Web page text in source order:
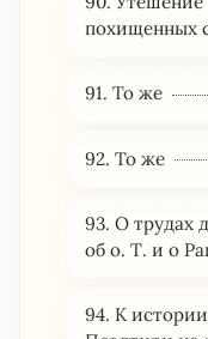
похищенных
91. То же
92. То же
93. О трудах
об о. Т. и о
94. К